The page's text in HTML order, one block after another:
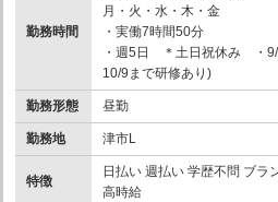
勤務時間
月・火・水・木・金
・実働7時間50分
・週5日 ＊土日祝休み ・9/
10/9まで研修あり)
勤務形態 昼勤
勤務地 津市L
特徴
日払い 週払い 学歴不問 ブラ
高時給